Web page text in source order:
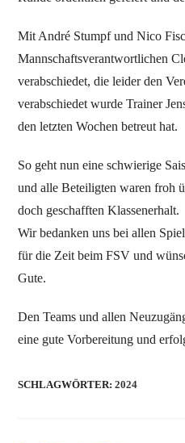
Mit André Stumpf und Nico
Mannschaftsverantwortlichen
verabschiedet, die leider den
verabschiedet wurde Trainer
den letzten Wochen betreut hat.
So geht nun eine schwierige
und alle Beteiligten waren froh
doch geschafften Klassenerhalt.
Wir bedanken uns bei allen
für die Zeit beim FSV und
Gute.
Den Teams und allen
eine gute Vorbereitung und
SCHLAGWÖRTER:2024